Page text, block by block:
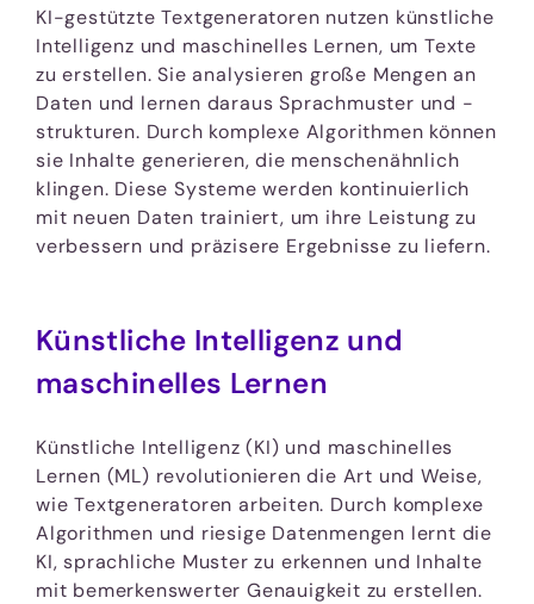
KI-gestützte Textgeneratoren nutzen künstliche
Intelligenz und maschinelles Lernen, um Texte
zu erstellen. Sie analysieren große Mengen an
Daten und lernen daraus Sprachmuster und -
strukturen. Durch komplexe Algorithmen können
sie Inhalte generieren, die menschenähnlich
klingen. Diese Systeme werden kontinuierlich
mit neuen Daten trainiert, um ihre Leistung zu
verbessern und präzisere Ergebnisse zu liefern.
Künstliche Intelligenz und
maschinelles Lernen
Künstliche Intelligenz (KI) und maschinelles
Lernen (ML) revolutionieren die Art und Weise,
wie Textgeneratoren arbeiten. Durch komplexe
Algorithmen und riesige Datenmengen lernt die
KI, sprachliche Muster zu erkennen und Inhalte
mit bemerkenswerter Genauigkeit zu erstellen.